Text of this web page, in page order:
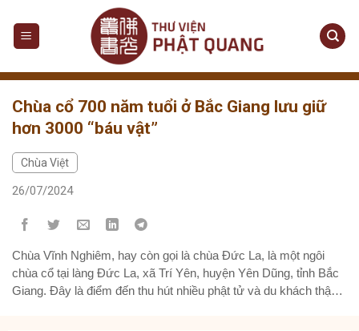
content
Chùa cổ 700 năm tuổi ở Bắc Giang lưu giữ
hơn 3000 “báu vật”
Chùa Việt
26/07/2024
Chùa Vĩnh Nghiêm, hay còn gọi là chùa Đức La, là một ngôi
chùa cổ tại làng Đức La, xã Trí Yên, huyện Yên Dũng, tỉnh Bắc
Giang. Đây là điểm đến thu hút nhiều phật tử và du khách thập